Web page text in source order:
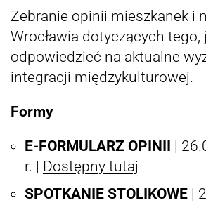
Zebranie opinii mieszkanek i
Wrocławia dotyczących tego,
odpowiedzieć na aktualne
integracji międzykulturowej.
Formy
E-FORMULARZ OPINII |
r. | Dostępny tutaj
SPOTKANIE STOLIKOWE |